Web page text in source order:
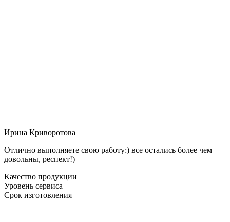
Ирина Криворотова
Отлично выполняете свою работу:) все остались более чем
довольны, респект!)
Качество продукции
Уровень сервиса
Срок изготовления